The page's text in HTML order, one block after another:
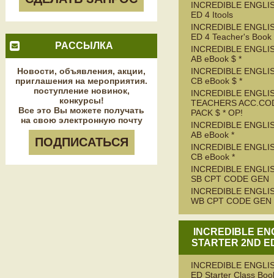
РАССЫЛКА
Новости, объявления, акции,
приглашения на мероприятия.
поступление новинок,
конкурсы!
Все это Вы можете получать
на свою электронную почту
ПОДПИСАТЬСЯ
INCREDIBLE
ED 4 Itools
INCREDIBLE
ED 4 Teacher's Book
INCREDIBLE
AB eBook $ *
INCREDIBLE
CB eBook $ *
INCREDIBLE
TEACHERS
PACK $ * OP!
INCREDIBLE
AB eBook *
INCREDIBLE
CB eBook *
INCREDIBLE
SB CPT CODE GEN
INCREDIBLE
WB CPT CODE GEN
INCREDIBLE
STARTER 2ND
INCREDIBLE
ED Starter Class